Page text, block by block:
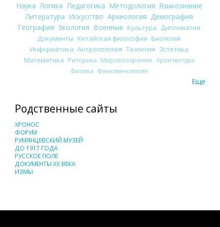
Наука Логика Педагогика Методология Языкознание
Литература Искусство Археология Демография
География Экология Военные Культура
Дипломатия
Документы Китайская философия Биология
Информатика Антропология Теология Эстетика
Математика Риторика Мировоззрение Архитектура
Физика Феноменология
Еще
Родственные сайты
ХРОНОС
ФОРУМ
РУМЯНЦЕВСКИЙ МУЗЕЙ
ДО 1917 ГОДА
РУССКОЕ ПОЛЕ
ДОКУМЕНТЫ XX ВЕКА
ИЗМЫ